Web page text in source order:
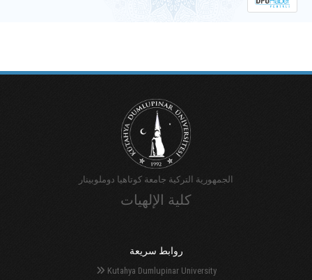
الجمهورية التركية جامعة كوتاهيا دوملوبينار
كلية الإلهيات
روابط سريعة
Kutahya Dumlupinar University